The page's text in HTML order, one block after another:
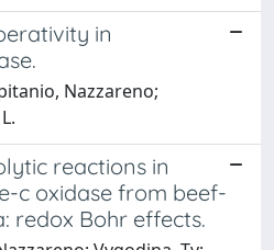
in
Nazzareno;
reactions in
c oxidase from beef-
redox Bohr effects.